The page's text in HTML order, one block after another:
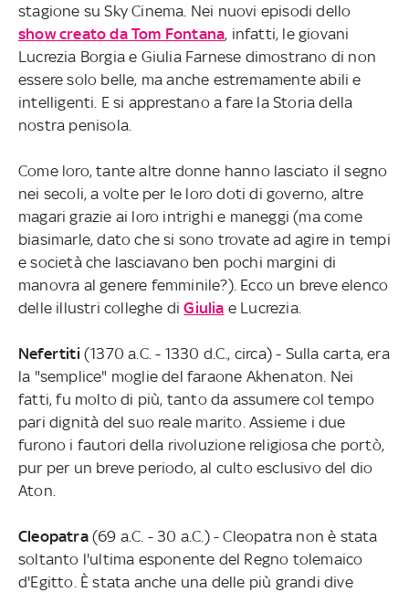
stagione su Sky Cinema. Nei nuovi episodi dello
show creato da Tom Fontana, infatti, le giovani
Lucrezia Borgia e Giulia Farnese dimostrano di non
essere solo belle, ma anche estremamente abili e
intelligenti. E si apprestano a fare la Storia della
nostra penisola.
Come loro, tante altre donne hanno lasciato il segno
nei secoli, a volte per le loro doti di governo, altre
magari grazie ai loro intrighi e maneggi (ma come
biasimarle, dato che si sono trovate ad agire in tempi
e società che lasciavano ben pochi margini di
manovra al genere femminile?). Ecco un breve elenco
delle illustri colleghe diGiulia e Lucrezia.
Nefertiti (1370 a.C. - 1330 d.C., circa) - Sulla carta, era
la "semplice" moglie del faraone Akhenaton. Nei
fatti, fu molto di più, tanto da assumere col tempo
pari dignità del suo reale marito. Assieme i due
furono i fautori della rivoluzione religiosa che portò,
pur per un breve periodo, al culto esclusivo del dio
Aton.
Cleopatra (69 a.C. - 30 a.C.) - Cleopatra non è stata
soltanto l'ultima esponente del Regno tolemaico
d'Egitto. È stata anche una delle più grandi dive